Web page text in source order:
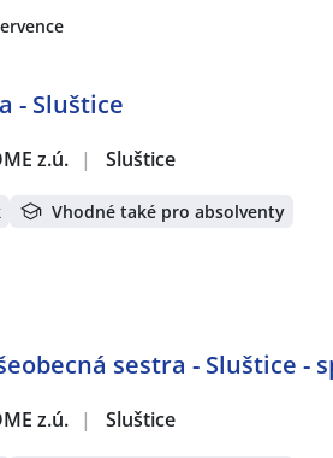
- Sluštice
z.ú. | Sluštice
Vhodné také pro absolventy
sestra - Sluštice -
z.ú. | Sluštice